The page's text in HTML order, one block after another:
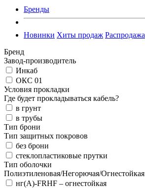
Бренды
Новинки Хиты продаж Распродажа
Бренд
Завод-производитель
Инкаб
ОКС 01
Условия прокладки
Где будет прокладываться кабель?
в грунт
в трубы
Тип брони
Тип защитных покровов
без брони
стеклопластиковые прутки
Тип оболочки
Полиэтиленовая/Негорючая/Огнестойкая
нг(А)-FRHF – огнестойкая